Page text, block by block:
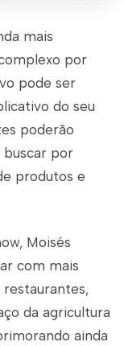
mais
por
pode ser
do seu
poderão
buscar por
produtos e
Moisés
com mais
restaurantes,
da agricultura
ainda